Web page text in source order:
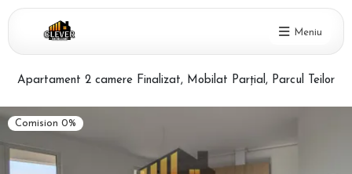
Meniu
Apartament 2 camere Finalizat, Mobilat Parțial, Parcul Teilor
Comision 0%